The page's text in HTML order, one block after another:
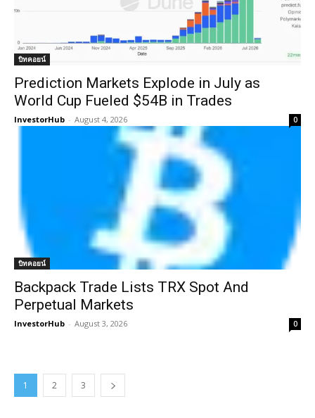
บิทคอยน์
Prediction Markets Explode in July as
World Cup Fueled $54B in Trades
InvestorHub - August 4, 2026 0
บิทคอยน์
Backpack Trade Lists TRX Spot And
Perpetual Markets
InvestorHub - August 3, 2026 0
1 2 3